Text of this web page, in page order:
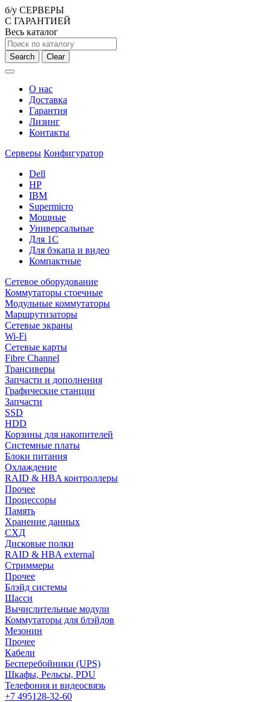
б/у СЕРВЕРЫ
С ГАРАНТИЕЙ
Весь каталог
Search Clear
О нас
Доставка
Гарантия
Лизинг
Контакты
Серверы Конфигуратор
Dell
HP
IBM
Supermicro
Мощные
Универсальные
Для 1С
Для бэкапа и видео
Компактные
Сетевое оборудование
Коммутаторы стоечные
Модульные коммутаторы
Маршрутизаторы
Сетевые экраны
Wi-Fi
Сетевые карты
Fibre Channel
Трансиверы
Запчасти и дополнения
Графические станции
Запчасти
SSD
HDD
Корзины для накопителей
Системные платы
Блоки питания
Охлаждение
RAID & HBA контроллеры
Прочее
Процессоры
Память
Хранение данных
СХД
Дисковые полки
RAID & HBA external
Стриммеры
Прочее
Блэйд системы
Шасси
Вычислительные модули
Коммутаторы для блэйдов
Мезонин
Прочее
Кабели
Бесперебойники (UPS)
Шкафы, Рельсы, PDU
Телефония и видеосвязь
+7 495128-32-60